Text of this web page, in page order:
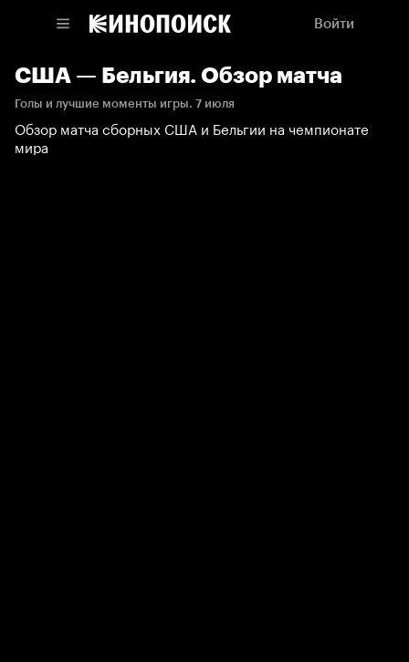
Войти
США — Бельгия. Обзор матча
Голы и лучшие моменты игры. 7 июля
Обзор матча сборных США и Бельгии на чемпионате
мира